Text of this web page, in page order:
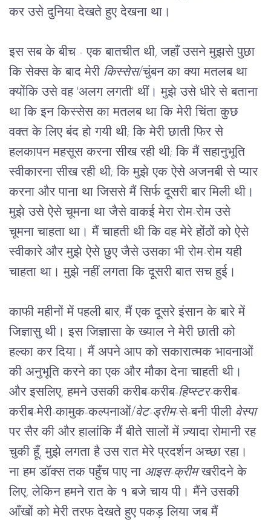
कर उसे दुनिया देखते हुए देखना था।
इस सब के बीच - एक बातचीत थी, जहाँ उसने मुझसे पुछा
कि सेक्स के बाद मेरी किस्सेस/चुंबन का क्या मतलब था
क्योंकि उसे वह 'अलग लगती' थीं। मुझे उसे धीरे से बताना
था कि इन किस्सेस का मतलब था कि मेरी चिंता कुछ
वक्त के लिए बंद हो गयी थी; कि मेरी छाती फिर से
हलकापन महसूस करना सीख रही थी; कि मैं सहानुभूति
स्वीकारना सीख रही थी; कि मुझे एक ऐसे अजनबी से प्यार
करना और पाना था जिससे मैं सिर्फ दूसरी बार मिली थी।
मुझे उसे ऐसे चूमना था जैसे वाकई मेरा रोम-रोम उसे
चूमना चाहता था। मैं चाहती थी कि वह मेरे होंठों को ऐसे
स्वीकारे और मुझे ऐसे छुए जैसे उसका भी रोम-रोम यही
चाहता था। मुझे नहीं लगता कि दूसरी बात सच हुई।
काफी महीनों में पहली बार, मैं एक दूसरे इंसान के बारे में
जिज्ञासु थी। इस जिज्ञासा के ख्याल ने मेरी छाती को
हल्का कर दिया। मैं अपने आप को सकारात्मक भावनाओं
की अनुभूति करने का एक और मौका देना चाहती थी।
और इसलिए, हमने उसकी करीब-करीब-हिप्स्टर-करीब-
करीब-मेरी-कामुक-कल्पनाओं/वेट-ड्रीम-से-बनी पीली वेस्पा
पर सैर की और हालांकि मैं बीते सालों में ज़्यादा रोमानी रह
चुकी हूँ, मुझे लगता है उस रात मेरे प्रदर्शन अच्छा रहा।
ना हम डॉक्स तक पहुँच पाए ना आइस-क्रीम खरीदने के
लिए, लेकिन हमने रात के १ बजे चाय पी। मैंने उसकी
आँखों को मेरी तरफ देखते हुए पकड़ लिया जब मैं